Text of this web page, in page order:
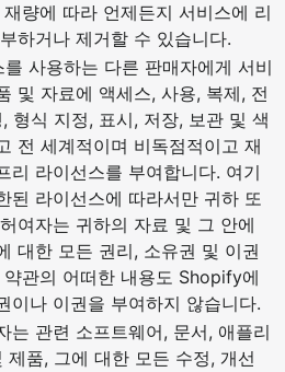
량에 따라 언제든지 서비스에 리
하거나 제거할 수 있습니다.
사용하는 다른 판매자에게 서비
및 자료에 액세스, 사용, 복제, 전
형식 지정, 표시, 저장, 보관 및 색
전 세계적이며 비독점적이고 재
리 라이선스를 부여합니다. 여기
된 라이선스에 따라서만 귀하 또
여자는 귀하의 자료 및 그 안에
대한 모든 권리, 소유권 및 이권
관의 어떠한 내용도 Shopify에
이나 이권을 부여하지 않습니다.
는 관련 소프트웨어, 문서, 애플리
제품, 그에 대한 모든 수정, 개선